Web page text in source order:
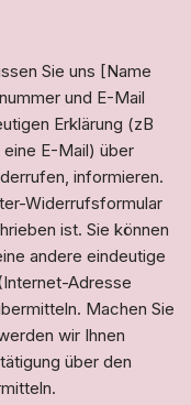
Sie uns [Name
und E-Mail
Erklärung (zB
E-Mail) über
informieren.
Widerrufsformular
ist. Sie können
andere eindeutige
Adresse
Machen Sie
wir Ihnen
über den